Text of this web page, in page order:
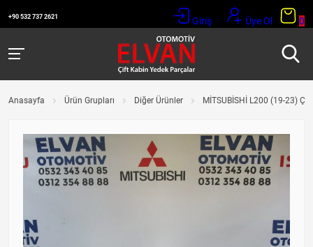
+90 532 737 2621 Giriş Üye Ol 0
Anasayfa Ürün Grupları Diğer Ürünler MİTSUBİSHİ L200 (19-23)